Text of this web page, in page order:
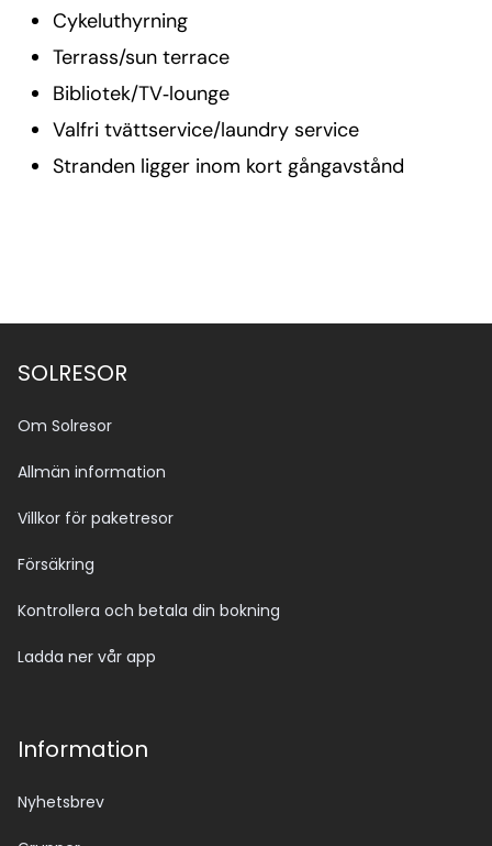
Cykeluthyrning
Terrass/sun terrace
Bibliotek/TV‑lounge
Valfri tvättservice/laundry service
Stranden ligger inom kort gångavstånd
SOLRESOR
Om Solresor
Allmän information
Villkor för paketresor
Försäkring
Kontrollera och betala din bokning
Ladda ner vår app
Information
Nyhetsbrev